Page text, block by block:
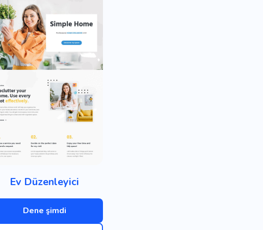
Ev Düzenleyici
Dene şimdi